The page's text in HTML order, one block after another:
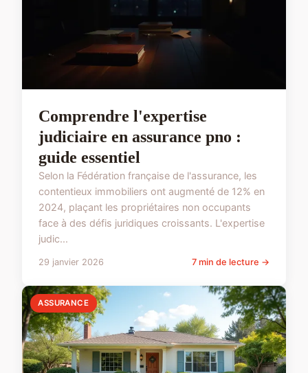
Comprendre l'expertise
judiciaire en assurance pno :
guide essentiel
Selon la Fédération française de l'assurance, les
contentieux immobiliers ont augmenté de 12% en
2024, plaçant les propriétaires non occupants
face à des défis juridiques croissants. L'expertise
judic...
29 janvier 2026 7 min de lecture →
ASSURANCE